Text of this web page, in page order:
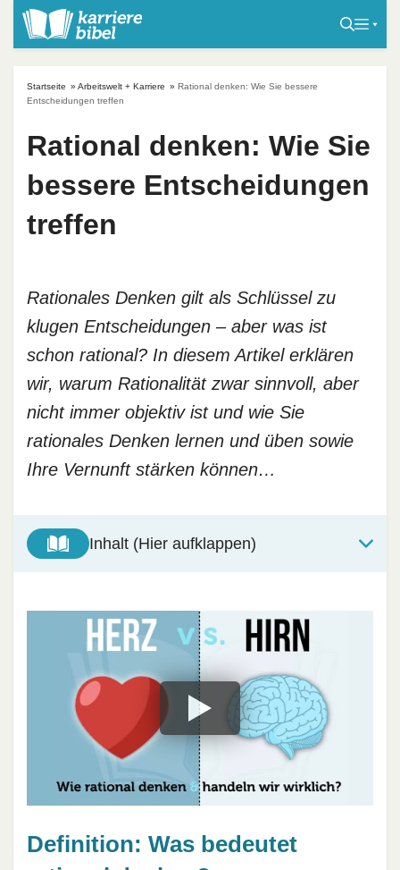
Startseite » Arbeitswelt + Karriere » Rational denken: Wie Sie bessere
Entscheidungen treffen
Rational denken: Wie Sie
bessere Entscheidungen
treffen
Rationales Denken gilt als Schlüssel zu
klugen Entscheidungen – aber was ist
schon rational? In diesem Artikel erklären
wir, warum Rationalität zwar sinnvoll, aber
nicht immer objektiv ist und wie Sie
rationales Denken lernen und üben sowie
Ihre Vernunft stärken können…
Inhalt (Hier aufklappen)
Definition: Was bedeutet